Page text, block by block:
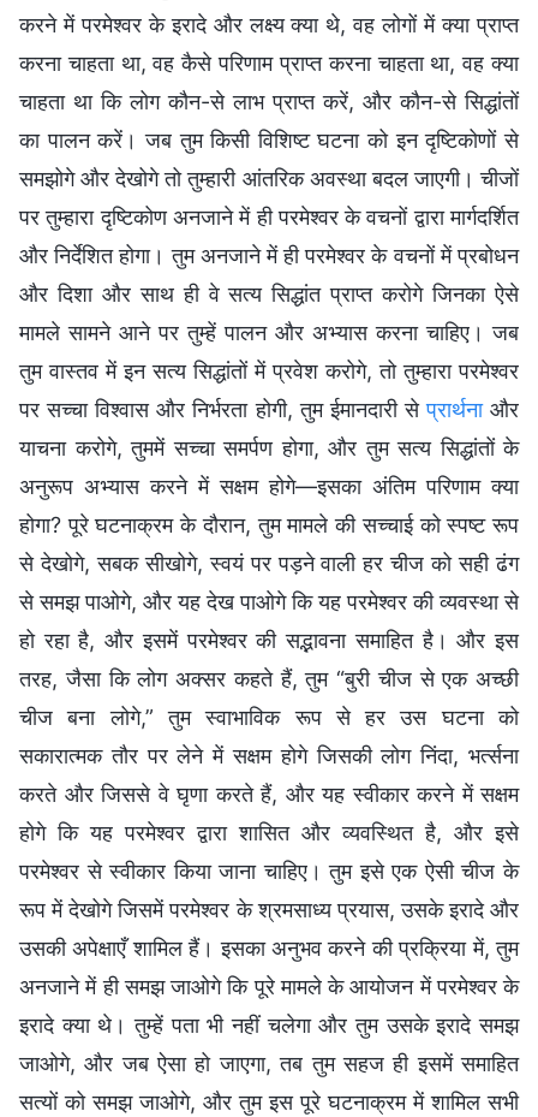
करने में परमेश्वर के इरादे और लक्ष्य क्या थे, वह लोगों में क्या प्राप्त
करना चाहता था, वह कैसे परिणाम प्राप्त करना चाहता था, वह क्या
चाहता था कि लोग कौन-से लाभ प्राप्त करें, और कौन-से सिद्धांतों
का पालन करें। जब तुम किसी विशिष्ट घटना को इन दृष्टिकोणों से
समझोगे और देखोगे तो तुम्हारी आंतरिक अवस्था बदल जाएगी। चीजों
पर तुम्हारा दृष्टिकोण अनजाने में ही परमेश्वर के वचनों द्वारा मार्गदर्शि‍त
और निर्देशित होगा। तुम अनजाने में ही परमेश्वर के वचनों में प्रबोधन
और दिशा और साथ ही वे सत्य सिद्धांत प्राप्त करोगे जिनका ऐसे
मामले सामने आने पर तुम्हें पालन और अभ्यास करना चाहिए। जब
तुम वास्तव में इन सत्य सिद्धांतों में प्रवेश करोगे, तो तुम्हारा परमेश्वर
पर सच्चा विश्वास और निर्भरता होगी, तुम ईमानदारी सेप्रार्थनाऔर
याचना करोगे, तुममें सच्चा समर्पण होगा, और तुम सत्य सिद्धांतों के
अनुरूप अभ्यास करने में सक्षम होगे—इसका अंतिम परिणाम क्या
होगा? पूरे घटनाक्रम के दौरान, तुम मामले की सच्चाई को स्पष्ट रूप
से देखोगे, सबक सीखोगे, स्वयं पर पड़ने वाली हर चीज को सही ढंग
से समझ पाओगे, और यह देख पाओगे कि यह परमेश्वर की व्यवस्था से
हो रहा है, और इसमें परमेश्वर की सद्भावना समाहित है। और इस
तरह, जैसा कि लोग अक्सर कहते हैं, तुम “बुरी चीज से एक अच्छी
चीज बना लोगे,” तुम स्वाभाविक रूप से हर उस घटना को
सकारात्मक तौर पर लेने में सक्षम होगे जिसकी लोग निंदा, भर्त्सना
करते और जिससे वे घृणा करते हैं, और यह स्वीकार करने में सक्षम
होगे कि यह परमेश्वर द्वारा शासित और व्यवस्थि‍त है, और इसे
परमेश्वर से स्वीकार किया जाना चाहिए। तुम इसे एक ऐसी चीज के
रूप में देखोगे जिसमें परमेश्वर के श्रमसाध्य प्रयास, उसके इरादे और
उसकी अपेक्षाएँ शामिल हैं। इसका अनुभव करने की प्रक्रिया में, तुम
अनजाने में ही समझ जाओगे कि पूरे मामले के आयोजन में परमेश्वर के
इरादे क्या थे। तुम्हें पता भी नहीं चलेगा और तुम उसके इरादे समझ
जाओगे, और जब ऐसा हो जाएगा, तब तुम सहज ही इसमें समाहित
सत्यों को समझ जाओगे, और तुम इस पूरे घटनाक्रम में शामिल सभी